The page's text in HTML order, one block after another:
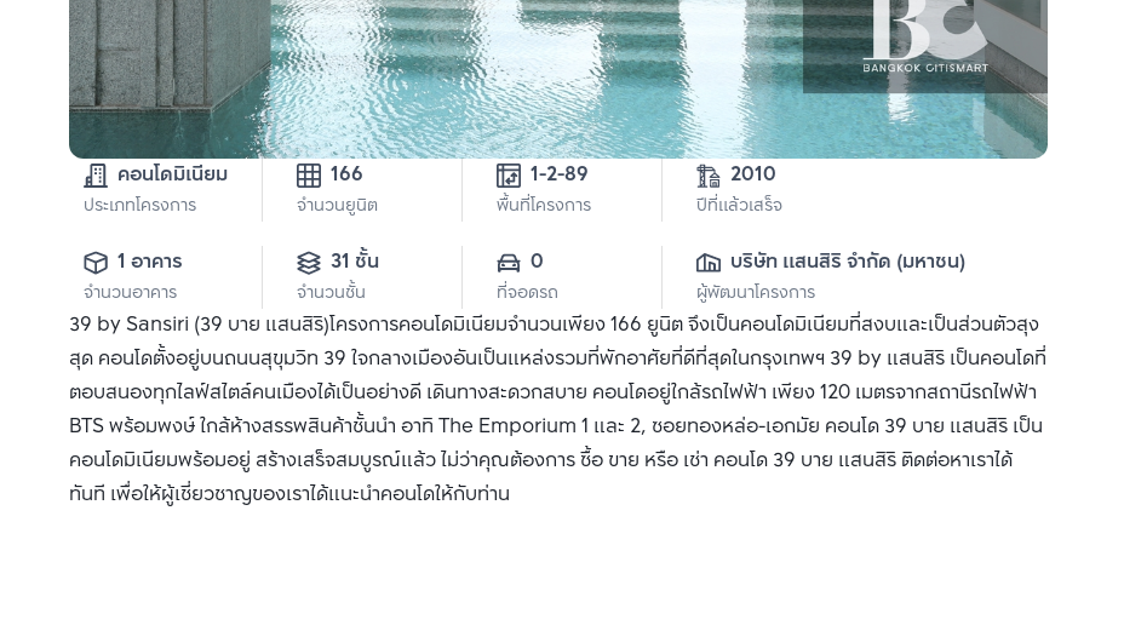
คอนโดมิเนียม
ประเภทโครงการ
166
จำนวนยูนิต พื้นที่โครงการ
2010
ปีที่แล้วเสร็จ
1 อาคาร
จำนวนอาคาร
31 ชั้น
จำนวนชั้น
0
ที่จอดรถ
บริษัท แสนสิริ จำกัด (มหาชน)
ผู้พัฒนาโครงการ
39 by Sansiri (39 บาย แสนสิริ)โครงการคอนโดมิเนียมจำนวนเพียง 166 ยูนิต จึงเป็นคอนโดมิเนียมที่สงบและเป็นส่วนตัวสุง
สุด คอนโดตั้งอยู่บนถนนสุขุมวิท 39 ใจกลางเมืองอันเป็นแหล่งรวมที่พักอาศัยที่ดีที่สุดในกรุงเทพฯ 39 by แสนสิริ เป็นคอนโดที่
ตอบสนองทุกไลฟ์สไตล์คนเมืองได้เป็นอย่างดี เดินทางสะดวกสบาย คอนโดอยู่ใกล้รถไฟฟ้า เพียง 120 เมตรจากสถานีรถไฟฟ้า
BTS พร้อมพงษ์ ใกล้ห้างสรรพสินค้าชั้นนำ อาทิ The Emporium 1 และ 2, ซอยทองหล่อ-เอกมัย คอนโด 39 บาย แสนสิริ เป็น
คอนโดมิเนียมพร้อมอยู่ สร้างเสร็จสมบูรณ์แล้ว ไม่ว่าคุณต้องการ ซื้อ ขาย หรือ เช่า คอนโด 39 บาย แสนสิริ ติดต่อหาเราได้
ทันที เพื่อให้ผู้เชี่ยวชาญของเราได้แนะนำคอนโดให้กับท่าน